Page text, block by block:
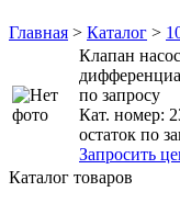
Главная > Каталог >
Клапан
по запросу
Кат. номер:
остаток по
Запросить
Каталог товаров